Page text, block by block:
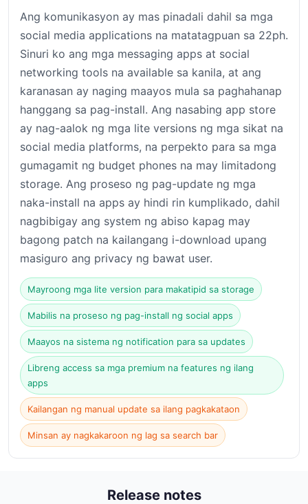
Ang komunikasyon ay mas pinadali dahil sa mga
social media applications na matatagpuan sa 22ph.
Sinuri ko ang mga messaging apps at social
networking tools na available sa kanila, at ang
karanasan ay naging maayos mula sa paghahanap
hanggang sa pag-install. Ang nasabing app store
ay nag-aalok ng mga lite versions ng mga sikat na
social media platforms, na perpekto para sa mga
gumagamit ng budget phones na may limitadong
storage. Ang proseso ng pag-update ng mga
naka-install na apps ay hindi rin kumplikado, dahil
nagbibigay ang system ng abiso kapag may
bagong patch na kailangang i-download upang
masiguro ang privacy ng bawat user.
Mayroong mga lite version para makatipid sa storage
Mabilis na proseso ng pag-install ng social apps
Maayos na sistema ng notification para sa updates
Libreng access sa mga premium na features ng ilang
apps
Kailangan ng manual update sa ilang pagkakataon
Minsan ay nagkakaroon ng lag sa search bar
Release notes